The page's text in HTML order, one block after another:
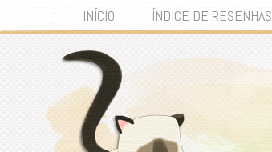
INÍCIO ÍNDICE DE RESENHAS